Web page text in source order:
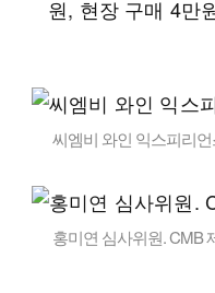
원, 현장 구매 4만
씨엠비 와인 익스피리
홍미연 심사위원. CMB